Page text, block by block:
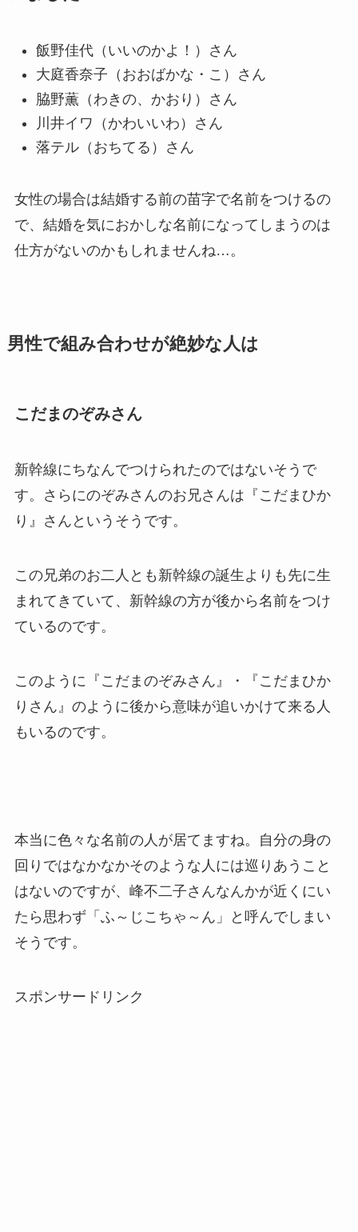
飯野佳代（いいのかよ！）さん
大庭香奈子（おおばかな・こ）さん
脇野薫（わきの、かおり）さん
川井イワ（かわいいわ）さん
落テル（おちてる）さん
女性の場合は結婚する前の苗字で名前をつけるの
で、結婚を気におかしな名前になってしまうのは
仕方がないのかもしれませんね…。
男性で組み合わせが絶妙な人は
こだまのぞみさん
新幹線にちなんでつけられたのではないそうで
す。さらにのぞみさんのお兄さんは『こだまひか
り』さんというそうです。
この兄弟のお二人とも新幹線の誕生よりも先に生
まれてきていて、新幹線の方が後から名前をつけ
ているのです。
このように『こだまのぞみさん』・『こだまひか
りさん』のように後から意味が追いかけて来る人
もいるのです。
本当に色々な名前の人が居てますね。自分の身の
回りではなかなかそのような人には巡りあうこと
はないのですが、峰不二子さんなんかが近くにい
たら思わず「ふ～じこちゃ～ん」と呼んでしまい
そうです。
スポンサードリンク